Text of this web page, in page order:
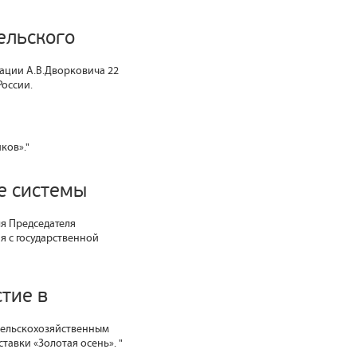
А.В.Дворковича 22
системы
Председателя
государственной
в
«Золотая осень». "